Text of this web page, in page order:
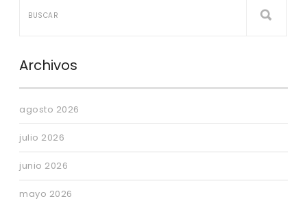
Archivos
agosto 2026
julio 2026
junio 2026
mayo 2026